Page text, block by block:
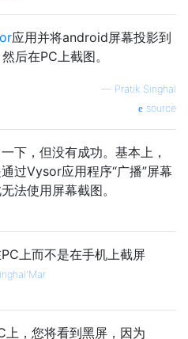
应用并将android屏幕投影到
后在PC上截图。
— Pratik Singhal
source
下，但没有成功。基本上，
过Vysor应用程序“广播”屏幕
法使用屏幕截图。
上而不是在手机上截屏
上，您将看到黑屏，因为